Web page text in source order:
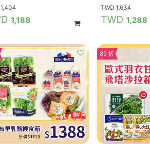
1,404
1,188
1,634
1,288
85 折